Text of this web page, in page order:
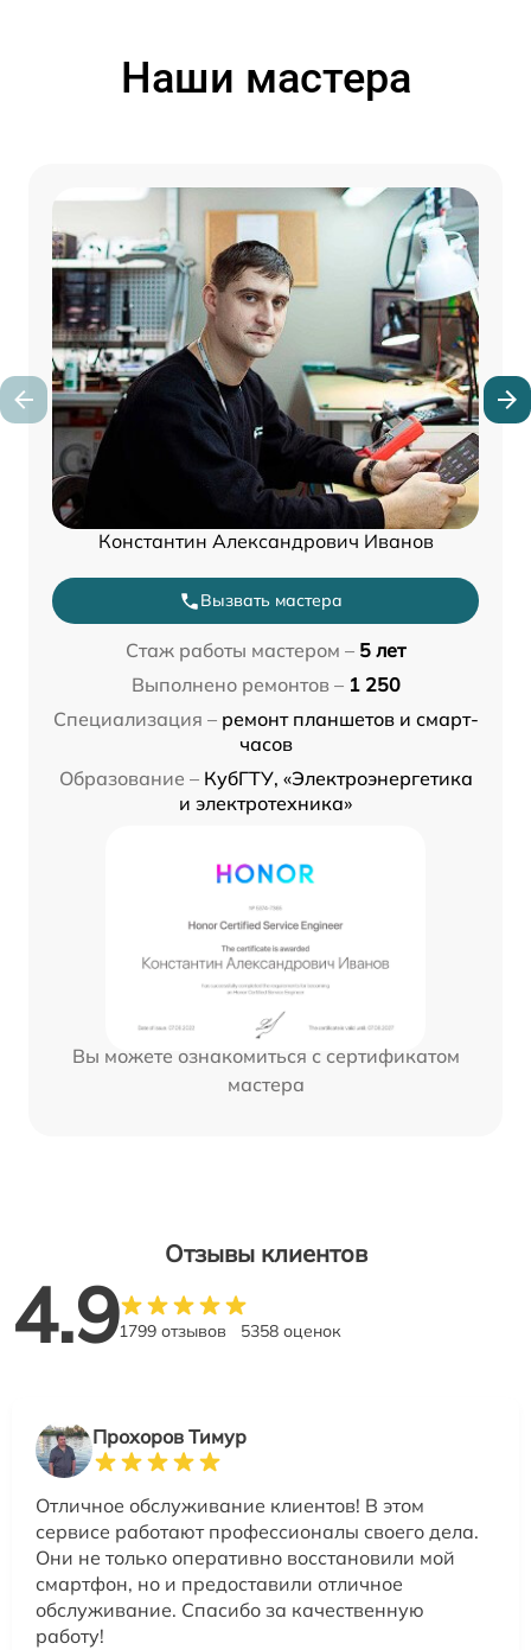
Наши мастера
Константин Александрович Иванов
Вызвать мастера
Стаж работы мастером – 5 лет
Выполнено ремонтов – 1 250
Специализация – ремонт планшетов и смарт-
часов
Образование – КубГТУ, «Электроэнергетика
и электротехника»
Вы можете ознакомиться с сертификатом
мастера
Отзывы клиентов
4.91799 отзывов 5358 оценок
Прохоров Тимур
Отличное обслуживание клиентов! В этом
сервисе работают профессионалы своего дела.
Они не только оперативно восстановили мой
смартфон, но и предоставили отличное
обслуживание. Спасибо за качественную
работу!